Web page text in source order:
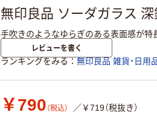
無印良品 ソーダガラス
手吹きのようなゆらぎのある表面感が特
レビューを書く
ランキングをみる 無印良品 雑貨・日用
￥790 （税込） ／￥719（税抜き）